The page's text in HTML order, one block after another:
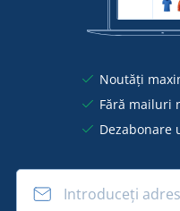
Noutăți
Fără mailuri
Dezabonare